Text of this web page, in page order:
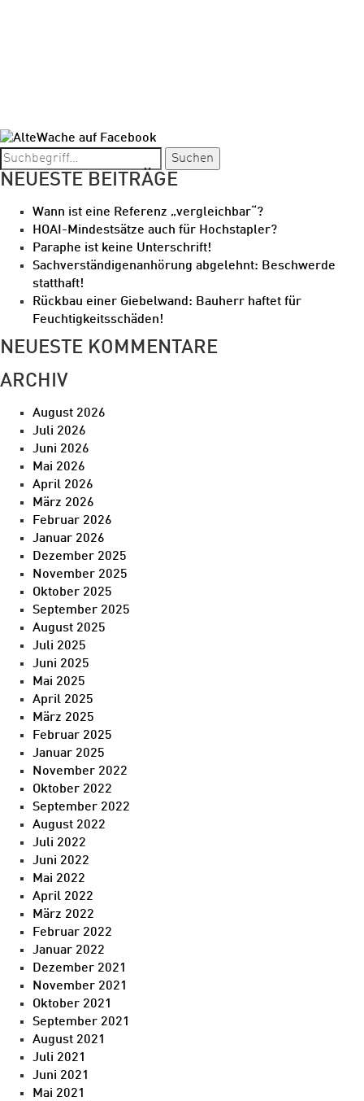
Suchen
NEUESTE BEITRÄGE
Wann ist eine Referenz „vergleichbar“?
HOAI-Mindestsätze auch für Hochstapler?
Paraphe ist keine Unterschrift!
Sachverständigenanhörung abgelehnt: Beschwerde
statthaft!
Rückbau einer Giebelwand: Bauherr haftet für
Feuchtigkeitsschäden!
NEUESTE KOMMENTARE
ARCHIV
August 2026
Juli 2026
Juni 2026
Mai 2026
April 2026
März 2026
Februar 2026
Januar 2026
Dezember 2025
November 2025
Oktober 2025
September 2025
August 2025
Juli 2025
Juni 2025
Mai 2025
April 2025
März 2025
Februar 2025
Januar 2025
November 2022
Oktober 2022
September 2022
August 2022
Juli 2022
Juni 2022
Mai 2022
April 2022
März 2022
Februar 2022
Januar 2022
Dezember 2021
November 2021
Oktober 2021
September 2021
August 2021
Juli 2021
Juni 2021
Mai 2021